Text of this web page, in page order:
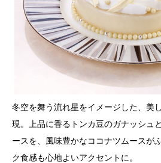
冬空を舞う流れ星をイメージした、美
現。上品に香るトンカ豆のガナッシュ
ースを、風味豊かなココナツムースが
ク食感も心地よいアクセントに。